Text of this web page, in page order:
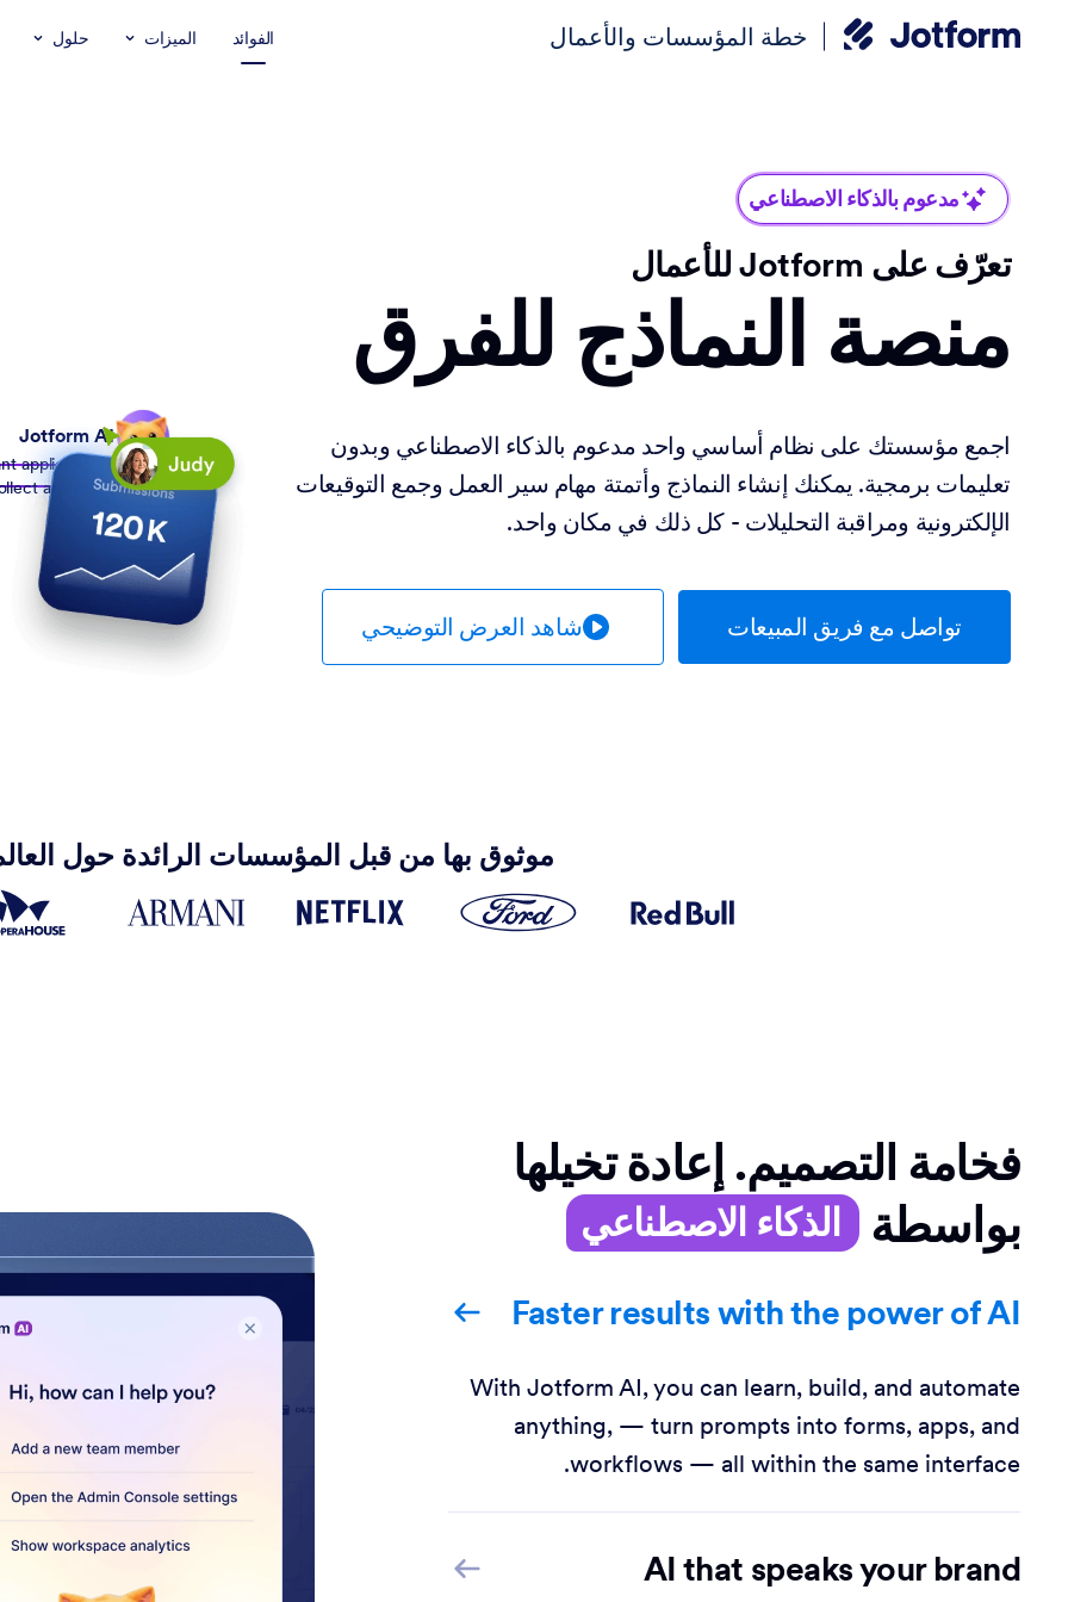
خطة المؤسسات والأعمال الفوائد الميزات حلول
مدعوم بالذكاء الاصطناعي
تعرّف على Jotform للأعمال
منصة النماذج للفرق
اجمع مؤسستك على نظام أساسي واحد مدعوم بالذكاء الاصطناعي وبدون
تعليمات برمجية. يمكنك إنشاء النماذج وأتمتة مهام سير العمل وجمع التوقيعات
الإلكترونية ومراقبة التحليلات - كل ذلك في مكان واحد.
تواصل مع فريق المبيعات شاهد العرض التوضيحي
Jotform AI
application form to
applicant details
موثوق بها من قبل المؤسسات الرائدة حول
فخامة التصميم. إعادة تخيلها
بواسطة
الذكاء الاصطناعي
Faster results with the power of AI
With Jotform AI, you can learn, build, and automate
anything, — turn prompts into forms, apps, and
workflows — all within the same interface.
AI that speaks your brand